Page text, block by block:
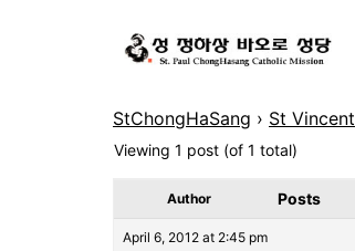
StChongHaSang › St Vincent
Viewing 1 post (of 1 total)
Author Posts
April 6, 2012 at 2:45 pm